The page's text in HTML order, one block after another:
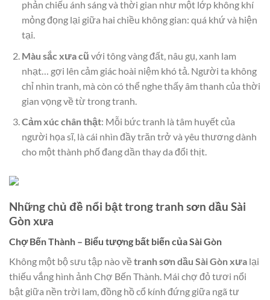
phản chiếu ánh sáng và thời gian như một lớp không khí
mỏng đọng lại giữa hai chiều không gian: quá khứ và hiện
tại.
Màu sắc xưa cũ với tông vàng đất, nâu gụ, xanh lam
nhạt… gợi lên cảm giác hoài niệm khó tả. Người ta không
chỉ nhìn tranh, mà còn có thể nghe thấy âm thanh của thời
gian vọng về từ trong tranh.
Cảm xúc chân thật: Mỗi bức tranh là tâm huyết của
người họa sĩ, là cái nhìn đầy trăn trở và yêu thương dành
cho một thành phố đang dần thay da đổi thịt.
Những chủ đề nổi bật trong tranh sơn dầu Sài
Gòn xưa
Chợ Bến Thành – Biểu tượng bất biến của Sài Gòn
Không một bộ sưu tập nào về tranh sơn dầu Sài Gòn xưa lại
thiếu vắng hình ảnh Chợ Bến Thành. Mái chợ đỏ tươi nổi
bật giữa nền trời lam, đồng hồ cổ kính đứng giữa ngã tư